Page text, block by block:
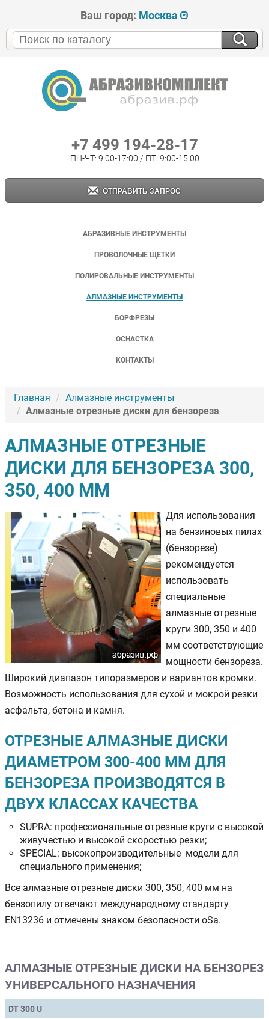
Ваш город: Москва
+7 499 194-28-17
ПН-ЧТ: 9:00-17:00 / ПТ: 9:00-15:00
ОТПРАВИТЬ ЗАПРОС
АБРАЗИВНЫЕ ИНСТРУМЕНТЫ
ПРОВОЛОЧНЫЕ ЩЕТКИ
ПОЛИРОВАЛЬНЫЕ ИНСТРУМЕНТЫ
АЛМАЗНЫЕ ИНСТРУМЕНТЫ
БОРФРЕЗЫ
ОСНАСТКА
КОНТАКТЫ
Главная
Алмазные инструменты
Алмазные отрезные диски для бензореза
АЛМАЗНЫЕ ОТРЕЗНЫЕ
ДИСКИ ДЛЯ БЕНЗОРЕЗА 300,
350, 400 ММ
Для использования
на бензиновых пилах
(бензорезе)
рекомендуется
использовать
специальные
алмазные отрезные
круги 300, 350 и 400
мм соответствующие
мощности бензореза.
Широкий диапазон типоразмеров и вариантов кромки.
Возможность использования для сухой и мокрой резки
асфальта, бетона и камня.
ОТРЕЗНЫЕ АЛМАЗНЫЕ ДИСКИ
ДИАМЕТРОМ 300-400 ММ ДЛЯ
БЕНЗОРЕЗА ПРОИЗВОДЯТСЯ В
ДВУХ КЛАССАХ КАЧЕСТВА
SUPRA: профессиональные отрезные круги с высокой
живучестью и высокой скоростью резки;
SPECIAL: высокопроизводительные модели для
специального применения;
Все алмазные отрезные диски 300, 350, 400 мм на
бензопилу отвечают международному стандарту
EN13236 и отмечены знаком безопасности oSa.
АЛМАЗНЫЕ ОТРЕЗНЫЕ ДИСКИ НА БЕНЗОРЕЗ
УНИВЕРСАЛЬНОГО НАЗНАЧЕНИЯ
DT 300 U